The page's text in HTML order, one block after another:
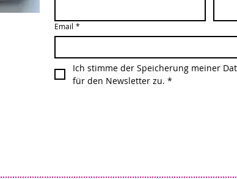
Email *
Ich stimme der Speicherung meiner
für den Newsletter zu. *